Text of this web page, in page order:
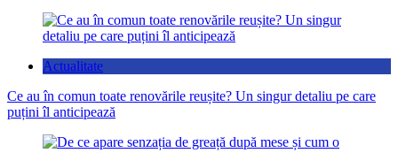
Actualitate
Ce au în comun toate renovările reușite? Un singur detaliu pe care
puțini îl anticipează